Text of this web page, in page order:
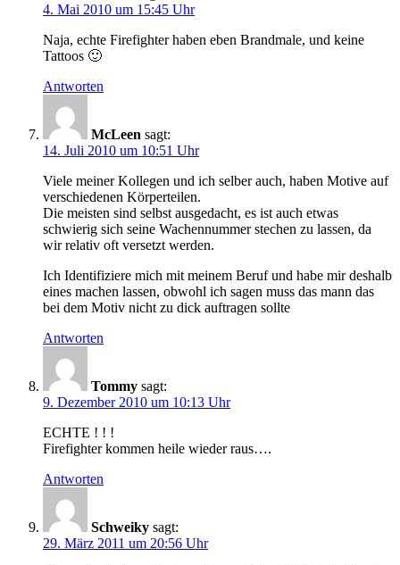
4. Mai 2010 um 15:45 Uhr
Naja, echte Firefighter haben eben Brandmale, und keine
Tattoos 🙂
Antworten
McLeen sagt:
14. Juli 2010 um 10:51 Uhr
Viele meiner Kollegen und ich selber auch, haben Motive auf
verschiedenen Körperteilen.
Die meisten sind selbst ausgedacht, es ist auch etwas
schwierig sich seine Wachennummer stechen zu lassen, da
wir relativ oft versetzt werden.
Ich Identifiziere mich mit meinem Beruf und habe mir deshalb
eines machen lassen, obwohl ich sagen muss das mann das
bei dem Motiv nicht zu dick auftragen sollte
Antworten
Tommy sagt:
9. Dezember 2010 um 10:13 Uhr
ECHTE ! ! !
Firefighter kommen heile wieder raus….
Antworten
Schweiky sagt:
29. März 2011 um 20:56 Uhr